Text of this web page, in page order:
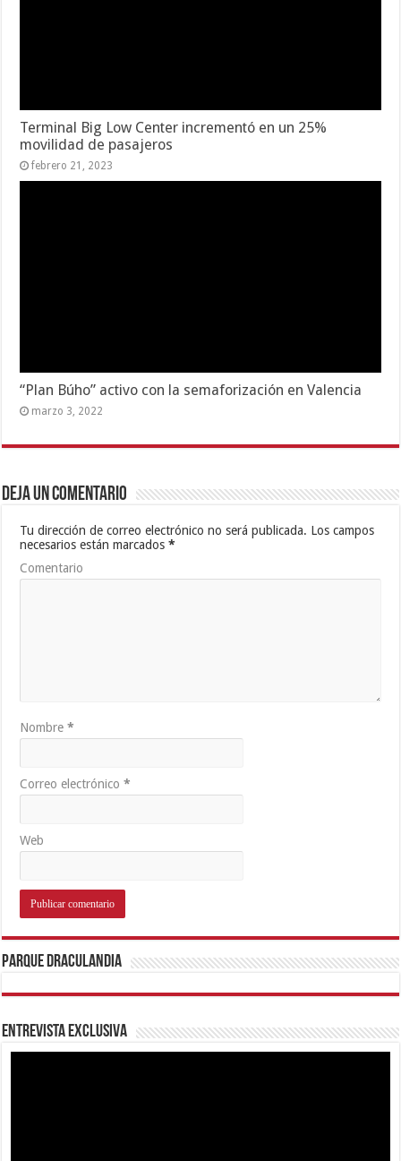
Terminal Big Low Center incrementó en un 25%
movilidad de pasajeros
febrero 21, 2023
“Plan Búho” activo con la semaforización en Valencia
marzo 3, 2022
Deja un comentario
Tu dirección de correo electrónico no será publicada. Los campos
necesarios están marcados*
Comentario
Nombre*
Correo electrónico*
Web
Parque Draculandia
Entrevista Exclusiva